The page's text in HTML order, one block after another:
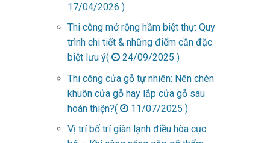
17/04/2026 )
Thi công mở rộng hầm biệt thự: Quy
trình chi tiết & những điểm cần đặc
biệt lưu ý(
24/09/2025 )
Thi công cửa gỗ tự nhiên: Nên chèn
khuôn cửa gỗ hay lắp cửa gỗ sau
hoàn thiện?(
11/07/2025 )
Vị trí bố trí giàn lạnh điều hòa cục